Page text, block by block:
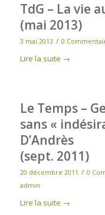
TdG – La vie
(mai 2013)
3 mai 2013 / 0
Lire la suite →
Le Temps –
sans «
D’Andrès
(sept. 2011)
20 décembre 2011 / 0
admin
Lire la suite →